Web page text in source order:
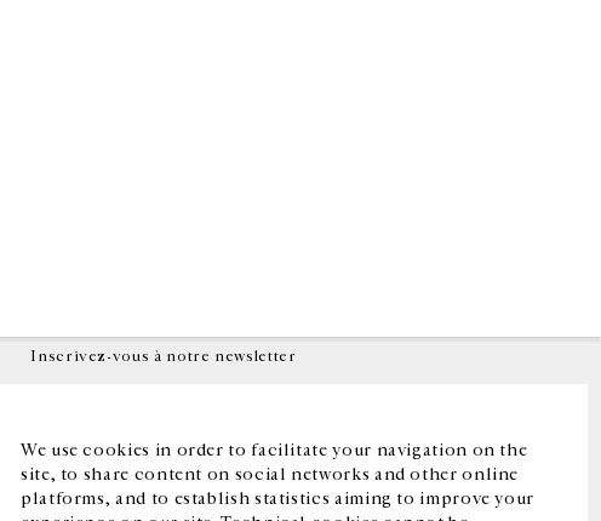
We use cookies in order to facilitate your navigation on the
site, to share content on social networks and other online
platforms, and to establish statistics aiming to improve your
Inscrivez-vous à notre newsletter